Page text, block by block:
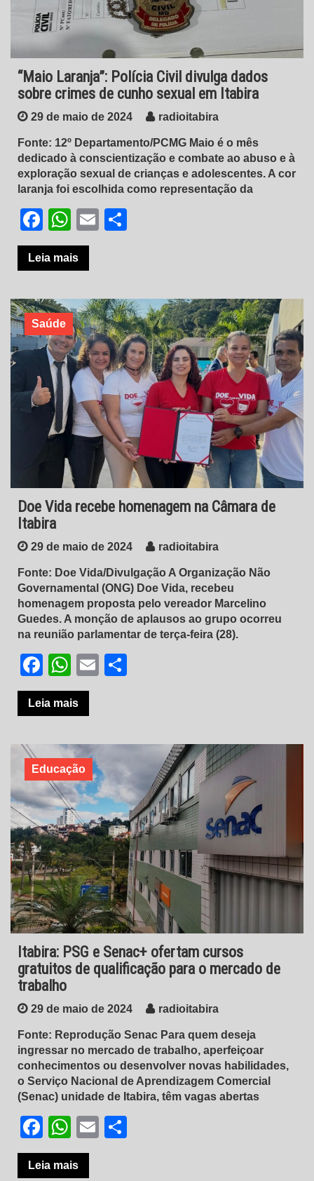
“Maio Laranja”: Polícia Civil divulga dados
sobre crimes de cunho sexual em Itabira
29 de maio de 2024 radioitabira
Fonte: 12º Departamento/PCMG Maio é o mês
dedicado à conscientização e combate ao abuso e à
exploração sexual de crianças e adolescentes. A cor
laranja foi escolhida como representação da
Facebook
WhatsApp
Email
Leia mais
Saúde
Doe Vida recebe homenagem na Câmara de
Itabira
29 de maio de 2024 radioitabira
Fonte: Doe Vida/Divulgação A Organização Não
Governamental (ONG) Doe Vida, recebeu
homenagem proposta pelo vereador Marcelino
Guedes. A monção de aplausos ao grupo ocorreu
na reunião parlamentar de terça-feira (28).
Facebook
WhatsApp
Email
Leia mais
Educação
Itabira: PSG e Senac+ ofertam cursos
gratuitos de qualificação para o mercado de
trabalho
29 de maio de 2024 radioitabira
Fonte: Reprodução Senac Para quem deseja
ingressar no mercado de trabalho, aperfeiçoar
conhecimentos ou desenvolver novas habilidades,
o Serviço Nacional de Aprendizagem Comercial
(Senac) unidade de Itabira, têm vagas abertas
Facebook
WhatsApp
Email
Leia mais